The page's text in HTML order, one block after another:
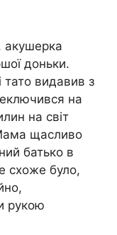
акушерка
доньки.
тато видавив з
на
на світ
щасливо
батько в
схоже було,
рукою